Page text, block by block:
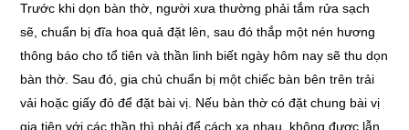
Trước khi dọn bàn thờ, người xưa thường phải tắm rửa sạch
sẽ, chuẩn bị đĩa hoa quả đặt lên, sau đó thắp một nén hương
thông báo cho tổ tiên và thần linh biết ngày hôm nay sẽ thu dọn
bàn thờ. Sau đó, gia chủ chuẩn bị một chiếc bàn bên trên trải
vải hoặc giấy đỏ để đặt bài vị. Nếu bàn thờ có đặt chung bài vị
gia tiên với các thần thì phải để cách xa nhau, không được lẫn